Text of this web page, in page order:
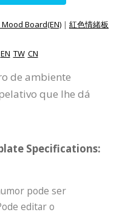
Board(EN) | 紅色情緒板
EN TW CN
de ambiente
que lhe dá
Specifications:
pode ser
editar o